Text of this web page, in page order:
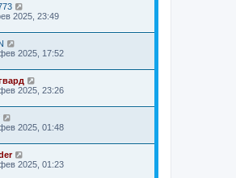
2025, 23:49
2025, 17:52
2025, 23:26
2025, 01:48
2025, 01:23